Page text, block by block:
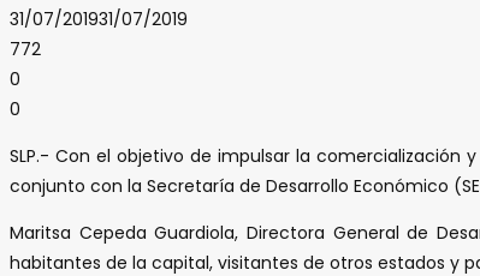
31/07/201931/07/2019
772
0
0
SLP.- Con el objetivo de impulsar la comercialización
conjunto con la Secretaría de Desarrollo Económico
Maritsa Cepeda Guardiola, Directora General de
habitantes de la capital, visitantes de otros estados y